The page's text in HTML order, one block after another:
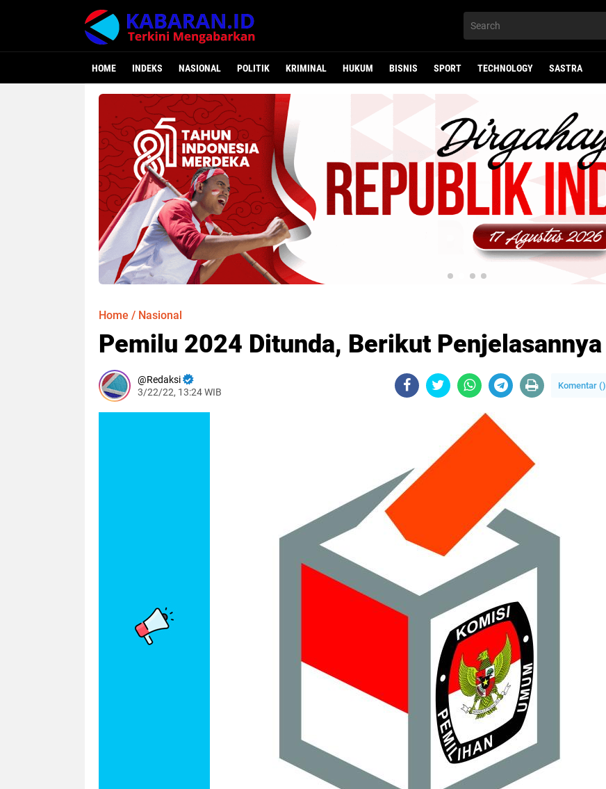
HOME INDEKS NASIONAL POLITIK KRIMINAL HUKUM BISNIS SPORT TECHNOLOGY SASTRA
Home / Nasional
Pemilu 2024 Ditunda, Berikut Penjelasannya
Redaksi
3/22/22, 13:24 WIB
Komentar ()